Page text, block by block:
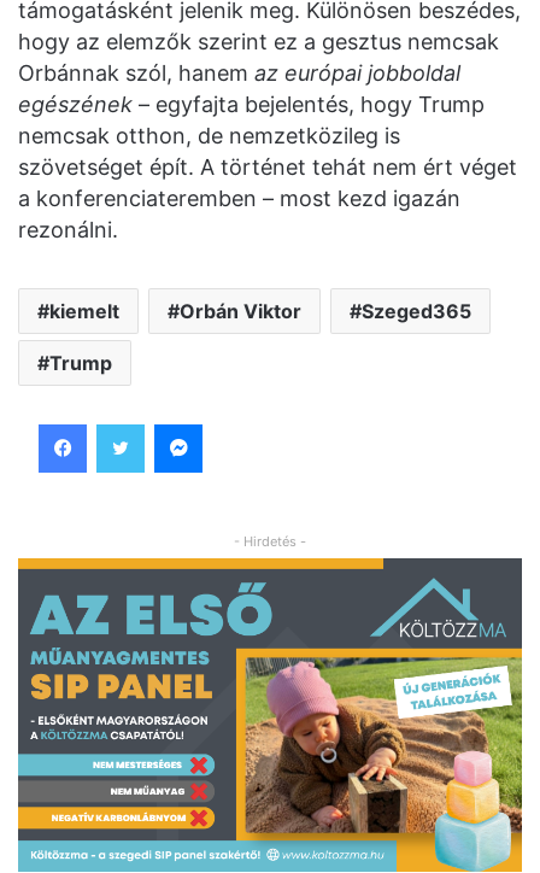
támogatásként jelenik meg. Különösen beszédes,
hogy az elemzők szerint ez a gesztus nemcsak
Orbánnak szól, hanem az európai jobboldal
egészének – egyfajta bejelentés, hogy Trump
nemcsak otthon, de nemzetközileg is
szövetséget épít. A történet tehát nem ért véget
a konferenciateremben – most kezd igazán
rezonálni.
kiemelt Orbán Viktor Szeged365
Trump
- Hirdetés -